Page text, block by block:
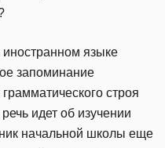
языке
запоминание
строя
идет об изучении
начальной школы еще